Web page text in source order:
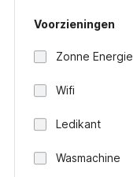
Voorzieningen
Zonne Energie
Wifi
Ledikant
Wasmachine